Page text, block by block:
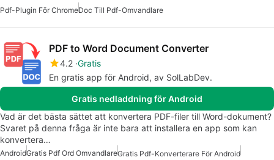
Pdf-Plugin För ChromeDoc Till Pdf-Omvandlare
PDF to Word Document Converter
4.2 Gratis
En gratis app för Android, av SolLabDev.
Gratis nedladdning för Android
Vad är det bästa sättet att konvertera PDF-filer till Word-dokument?
Svaret på denna fråga är inte bara att installera en app som kan
konvertera…
AndroidGratis Pdf Ord OmvandlareGratis Pdf-Konverterare För Android